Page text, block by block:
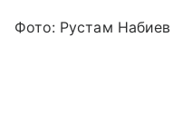
Фото: Рустам Набиев